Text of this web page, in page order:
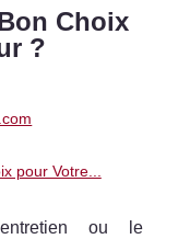
Choix
?
pour Votre...
ou le